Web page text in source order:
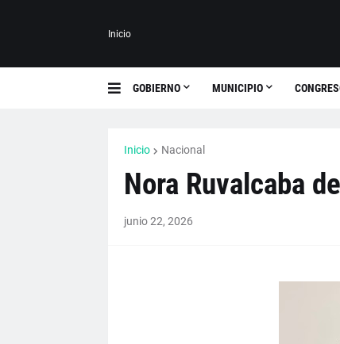
Inicio
GOBIERNO MUNICIPIO
Inicio Nacional
Nora Ruvalcaba
junio 22, 2026